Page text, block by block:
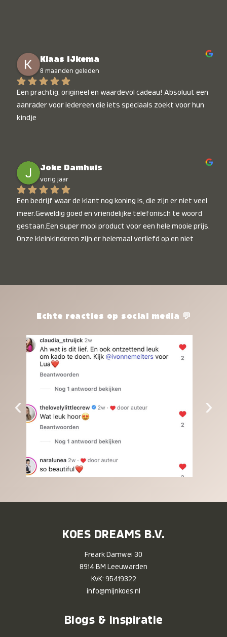
Klaas IJkema
8 maanden geleden
Een prachtig, origineel en waardevol cadeau! Absoluut een
aanrader voor iedereen die iets speciaals zoekt voor hun
kindje
Joke Damhuis
vorig jaar
Een bedrijf waar de klant nog koning is, die zijn er niet veel
meer.Geweldig goed en vriendelijke telefonisch te woord
gestaan.Een super mooi product voor een hele mooie prijs.
Onze kleinkinderen zijn er helemaal verliefd op en niet
het waard.Echte reacties op social media 💬
‹ ›
KOES DREAMS B.V.
Freark Damwei 30
8914 BM Leeuwarden
KvK: 95419322
info@mijnkoes.nl
Blogs & inspiratie